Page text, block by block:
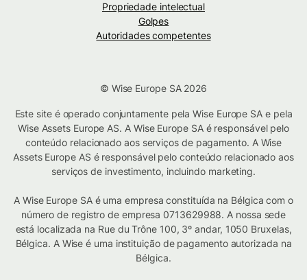
Propriedade intelectual
Golpes
Autoridades competentes
© Wise Europe SA 2026
Este site é operado conjuntamente pela Wise Europe SA e pela
Wise Assets Europe AS. A Wise Europe SA é responsável pelo
conteúdo relacionado aos serviços de pagamento. A Wise
Assets Europe AS é responsável pelo conteúdo relacionado aos
serviços de investimento, incluindo marketing.
A Wise Europe SA é uma empresa constituída na Bélgica com o
número de registro de empresa 0713629988. A nossa sede
está localizada na Rue du Trône 100, 3º andar, 1050 Bruxelas,
Bélgica. A Wise é uma instituição de pagamento autorizada na
Bélgica.